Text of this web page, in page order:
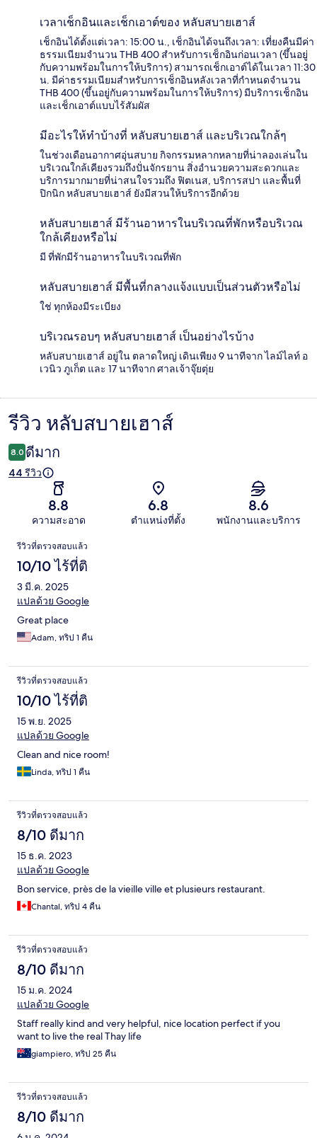
เวลาเช็กอินและเช็กเอาต์ของ หลับสบายเฮาส์
เช็กอินได้ตั้งแต่เวลา: 15:00 น., เช็กอินได้จนถึงเวลา: เที่ยงคืนมีค่า
ธรรมเนียมจำนวน THB 400 สำหรับการเช็กอินก่อนเวลา (ขึ้นอยู่
กับความพร้อมในการให้บริการ) สามารถเช็กเอาต์ได้ในเวลา 11:30
น. มีค่าธรรมเนียมสำหรับการเช็กอินหลังเวลาที่กำหนดจำนวน
THB 400 (ขึ้นอยู่กับความพร้อมในการให้บริการ) มีบริการเช็กอิน
และเช็กเอาต์แบบไร้สัมผัส
มีอะไรให้ทำบ้างที่ หลับสบายเฮาส์ และบริเวณใกล้ๆ
ในช่วงเดือนอากาศอุ่นสบาย กิจกรรมหลากหลายที่น่าลองเล่นใน
บริเวณใกล้เคียงรวมถึงปั่นจักรยาน สิ่งอำนวยความสะดวกและ
บริการมากมายที่น่าสนใจรวมถึง ฟิตเนส, บริการสปา และพื้นที่
ปิกนิก หลับสบายเฮาส์ ยังมีสวนให้บริการอีกด้วย
หลับสบายเฮาส์ มีร้านอาหารในบริเวณที่พักหรือบริเวณ
ใกล้เคียงหรือไม่
มี ที่พักมีร้านอาหารในบริเวณที่พัก
หลับสบายเฮาส์ มีพื้นที่กลางแจ้งแบบเป็นส่วนตัวหรือไม่
ใช่ ทุกห้องมีระเบียง
บริเวณรอบๆ หลับสบายเฮาส์ เป็นอย่างไรบ้าง
หลับสบายเฮาส์ อยู่ใน ตลาดใหญ่ เดินเพียง 9 นาทีจาก ไลม์ไลท์ อ
เวนิว ภูเก็ต และ 17 นาทีจาก ศาลเจ้าจุ๊ยตุ่ย
รีวิว
รีวิว หลับสบายเฮาส์
8.0 ดีมาก
44 รีวิว
8.8
ความสะอาด
6.8
ตำแหน่งที่ตั้ง
8.6
พนักงานและบริการ
รีวิว
รีวิวที่ตรวจสอบแล้ว
10/10 ไร้ที่ติ
3 มี.ค. 2025
แปลด้วย Google
Great place
Adam, ทริป 1 คืน
รีวิวที่ตรวจสอบแล้ว
10/10 ไร้ที่ติ
15 พ.ย. 2025
แปลด้วย Google
Clean and nice room!
Linda, ทริป 1 คืน
รีวิวที่ตรวจสอบแล้ว
8/10 ดีมาก
15 ธ.ค. 2023
แปลด้วย Google
Bon service, près de la vieille ville et plusieurs restaurant.
Chantal, ทริป 4 คืน
รีวิวที่ตรวจสอบแล้ว
8/10 ดีมาก
15 ม.ค. 2024
แปลด้วย Google
Staff really kind and very helpful, nice location perfect if you
want to live the real Thay life
giampiero, ทริป 25 คืน
รีวิวที่ตรวจสอบแล้ว
8/10 ดีมาก